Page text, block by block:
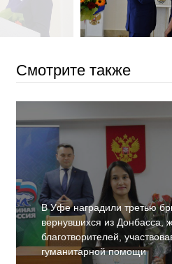
Смотрите также
В Уфе наградили третью
вернувшихся из Донбасса,
благотворителей,
гуманитарной помощи